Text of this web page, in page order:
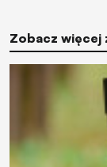
Zobacz więcej